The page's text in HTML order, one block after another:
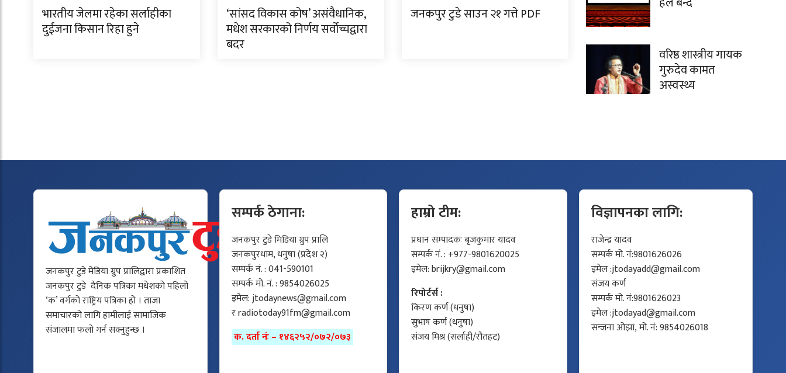
भारतीय जेलमा रहेका सर्लाहीका
दुईजना किसान रिहा हुने
‘सांसद विकास कोष’ असंवैधानिक,
मधेश सरकारको निर्णय सर्वोच्चद्वारा
बदर
जनकपुर टुडे साउन २१ गत्ते PDF
वरिष्ठ शास्त्रीय गायक
गुरुदेव कामत
अस्वस्थ्य
जनकपुर टुडे मेडिया ग्रुप प्रालिद्वारा प्रकाशित
जनकपुर टुडे दैनिक पत्रिका मधेशको पहिलो
‘क’ वर्गको राष्ट्रिय पत्रिका हो । ताजा
समाचारको लागि हामीलाई सामाजिक
संजालमा फलो गर्न सक्नुहुन्छ ।
सम्पर्क ठेगाना:
जनकपुर टुडे मिडिया ग्रुप प्रालि
जनकपुरधाम, धनुषा (प्रदेश २)
सम्पर्क नं. : 041-590101
सम्पर्क मो. नं. : 9854026025
इमेल:jtodaynews@gmail.com
रradiotoday91fm@gmail.com
क. दर्ता नंः – १४६२५२/०७२/०७३
हाम्रो टीम:
प्रधान सम्पादकः बृजकुमार यादव
सम्पर्क नं. : +977-9801620025
इमेल:brijkry@gmail.com
रिपोर्टर्स :
किरण कर्ण (धनुषा)
सुभाष कर्ण (धनुषा)
संजय मिश्र (सर्लाही/रौतहट)
विज्ञापनका लागि:
राजेन्द्र यादव
सम्पर्क मो. नं:9801626026
इमेल :jtodayadd@gmail.com
संजय कर्ण
सम्पर्क मो. नं:9801626023
इमेल :jtodayad@gmail.com
सन्जना ओझा, मो. नं: 9854026018